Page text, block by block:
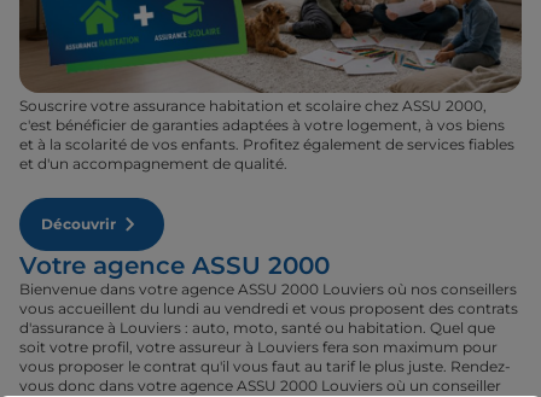
Souscrire votre assurance habitation et scolaire chez ASSU 2000,
c'est bénéficier de garanties adaptées à votre logement, à vos biens
et à la scolarité de vos enfants. Profitez également de services fiables
et d'un accompagnement de qualité.
Découvrir
Votre agence ASSU 2000
Bienvenue dans votre agence ASSU 2000 Louviers où nos conseillers
vous accueillent du lundi au vendredi et vous proposent des contrats
d'assurance à Louviers : auto, moto, santé ou habitation. Quel que
soit votre profil, votre assureur à Louviers fera son maximum pour
vous proposer le contrat qu'il vous faut au tarif le plus juste. Rendez-
vous donc dans votre agence ASSU 2000 Louviers où un conseiller